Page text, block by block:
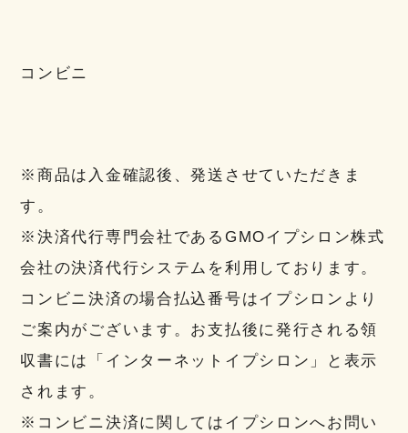
コンビニ
※商品は入金確認後、発送させていただきま
す。
※決済代行専門会社であるGMOイプシロン株式
会社の決済代行システムを利用しております。
コンビニ決済の場合払込番号はイプシロンより
ご案内がございます。お支払後に発行される領
収書には「インターネットイプシロン」と表示
されます。
※コンビニ決済に関してはイプシロンへお問い